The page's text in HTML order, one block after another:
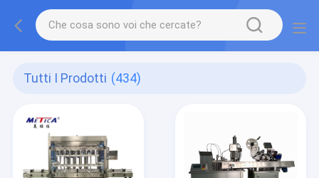
Tutti I Prodotti (434)